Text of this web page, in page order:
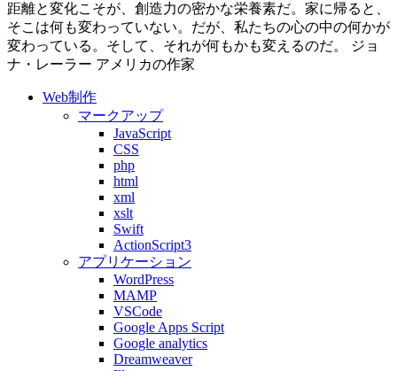
距離と変化こそが、創造力の密かな栄養素だ。家に帰ると、
そこは何も変わっていない。だが、私たちの心の中の何かが
変わっている。そして、それが何もかも変えるのだ。
ジョ
ナ・レーラー アメリカの作家
Web制作
マークアップ
JavaScript
CSS
php
html
xml
xslt
Swift
ActionScript3
アプリケーション
WordPress
MAMP
VSCode
Google Apps Script
Google analytics
Dreamweaver